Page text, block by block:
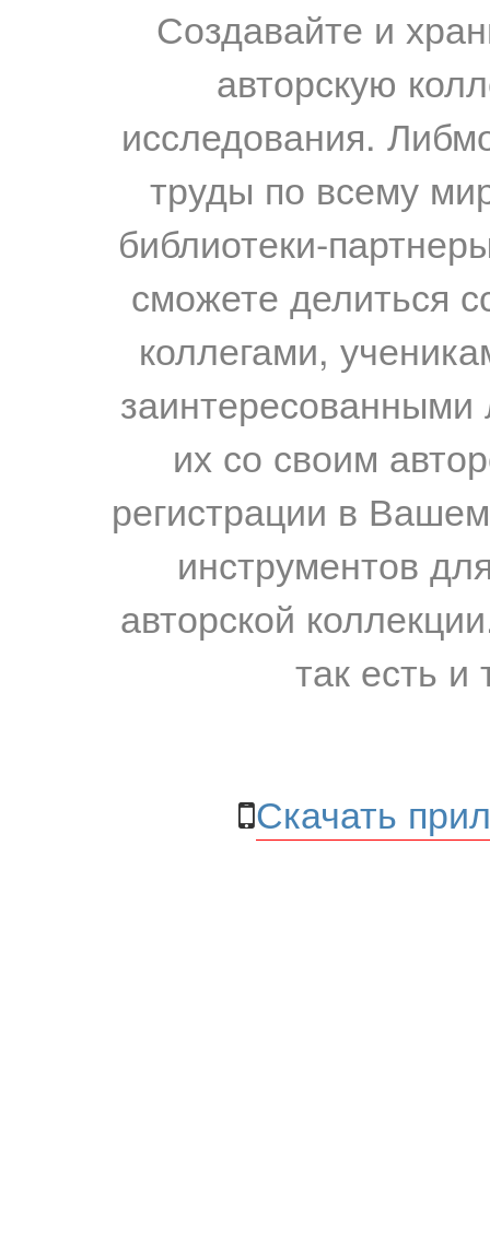
Создавайте и
авторскую
исследования.
труды по всему
библиотеки-
сможете делиться
коллегами,
их со своим
регистрации в
инструментов
авторской
так есть и
Скачать